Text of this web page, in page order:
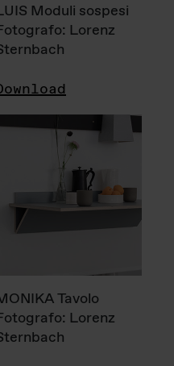
Moduli sospesi
Lorenz
Tavolo
Lorenz